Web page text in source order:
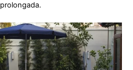
prolongada.